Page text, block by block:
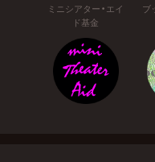
ミニシアター・エイ
ド基金
ブ